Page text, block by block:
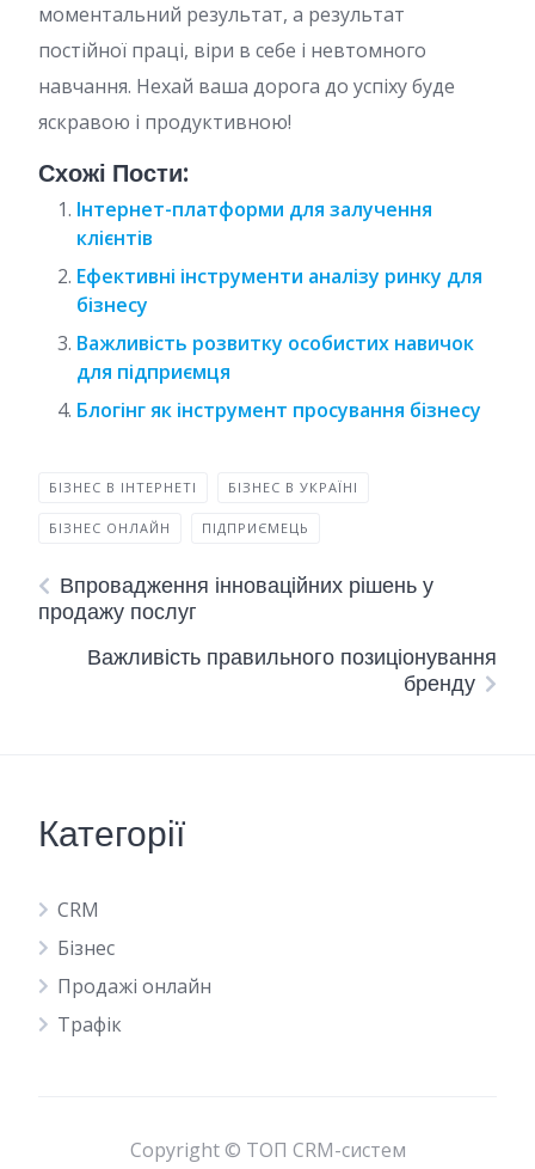
моментальний результат, а результат
постійної праці, віри в себе і невтомного
навчання. Нехай ваша дорога до успіху буде
яскравою і продуктивною!
Схожі Пости:
Інтернет-платформи для залучення
клієнтів
Ефективні інструменти аналізу ринку для
бізнесу
Важливість розвитку особистих навичок
для підприємця
Блогінг як інструмент просування бізнесу
БІЗНЕС В ІНТЕРНЕТІ БІЗНЕС В УКРАЇНІ
БІЗНЕС ОНЛАЙН ПІДПРИЄМЕЦЬ
Впровадження інноваційних рішень у
продажу послуг
Важливість правильного позиціонування
бренду
Категорії
CRM
Бізнес
Продажі онлайн
Трафік
Copyright © ТОП CRM-систем